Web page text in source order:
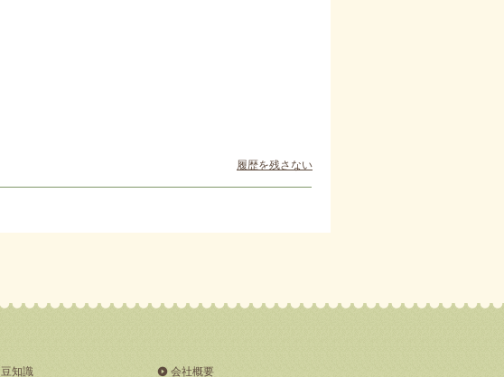
履歴を残さない
豆知識 会社概要